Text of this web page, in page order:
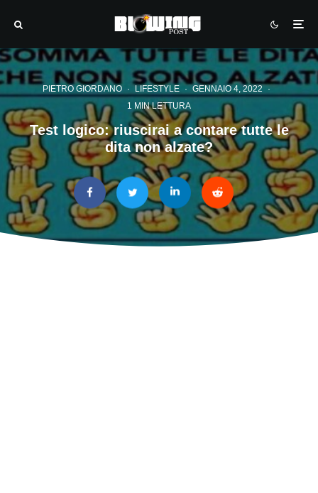
PIETRO GIORDANO · LIFESTYLE · GENNAIO 4, 2022 ·
1 MIN LETTURA
Test logico: riuscirai a contare tutte le
dita non alzate?